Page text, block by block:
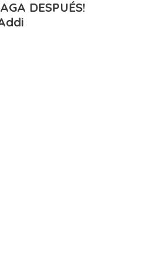
DESPUÉS!